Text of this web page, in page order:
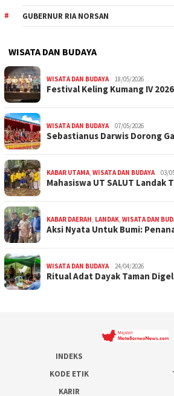
GUBERNUR RIA NORSAN
WISATA DAN BUDAYA
WISATA DAN BUDAYA 18/05/2026
Festival Keling Kumang IV
WISATA DAN BUDAYA 07/05/2026
Sebastianus Darwis Dorong
KABAR UTAMA, WISATA DAN BUDAYA 03/
Mahasiswa UT SALUT Landak
KABAR DAERAH, LANDAK, WISATA DAN
Aksi Nyata Untuk Bumi:
WISATA DAN BUDAYA 24/04/2026
Ritual Adat Dayak Taman
INDEKS
KODE ETIK
KARIR